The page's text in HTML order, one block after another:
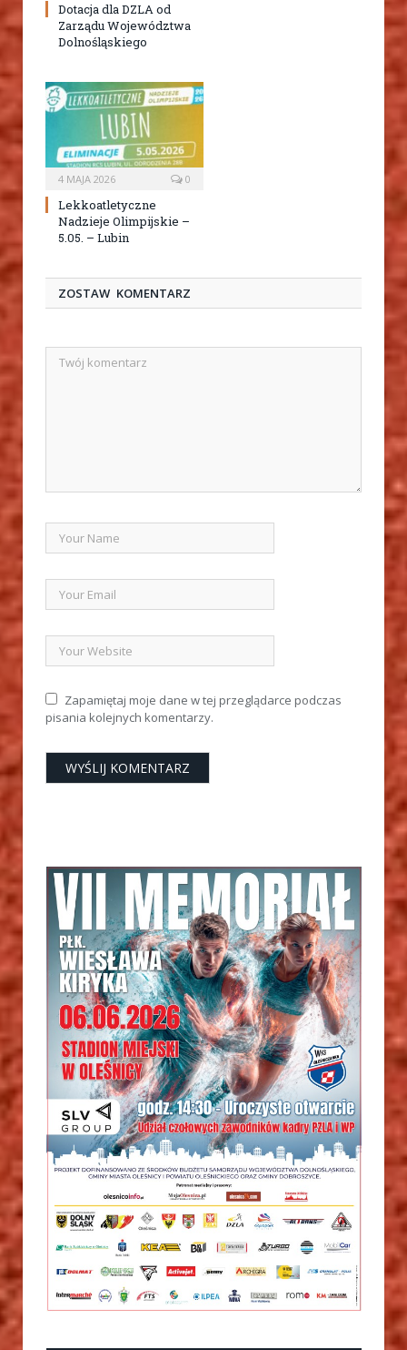
Dotacja dla DZLA od
Zarządu Województwa
Dolnośląskiego
4 MAJA 2026 0
Lekkoatletyczne
Nadzieje Olimpijskie –
5.05. – Lubin
ZOSTAW KOMENTARZ
Zapamiętaj moje dane w tej przeglądarce podczas
pisania kolejnych komentarzy.